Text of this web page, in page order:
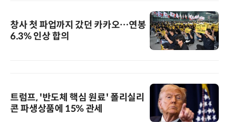
창사 첫 파업까지 갔던 카카오…연봉
6.3% 인상 합의
트럼프, '반도체 핵심 원료' 폴리실리
콘 파생상품에 15% 관세